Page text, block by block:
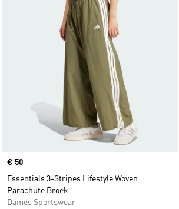
Price
€ 50
Essentials 3-Stripes Lifestyle Woven
Parachute Broek
Dames Sportswear